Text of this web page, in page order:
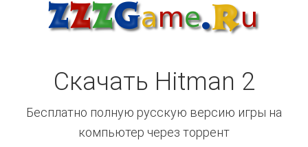
Скачать Hitman 2
Бесплатно полную русскую версию игры на
компьютер через торрент